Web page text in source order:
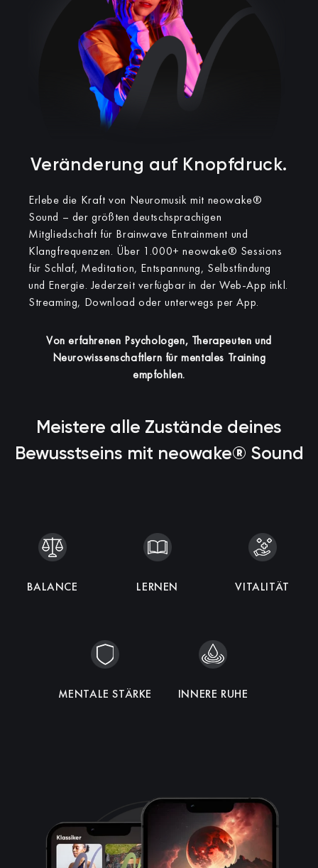
Veränderung auf Knopfdruck.​
Erlebe die Kraft von Neuromusik mit neowake®
Sound – der größten deutschsprachigen
Mitgliedschaft für Brainwave Entrainment und
Klangfrequenzen. Über 1.000+ neowake® Sessions
für Schlaf, Meditation, Entspannung, Selbstfindung
und Energie. Jederzeit verfügbar in der Web-App inkl.
Streaming, Download oder unterwegs per App.
Von erfahrenen Psychologen, Therapeuten und
Neurowissenschaftlern für mentales Training
empfohlen.
Meistere alle Zustände deines
Bewusstseins mit neowake® Sound
SCHLAF
BALANCE
KOHÄRENZ ENTSPANNUNG
IMMUNITÄT
LERNEN MEDITATION
INTELLIGENZ
VITALITÄT
FOKUS
HARMONIE
MENTALE STÄRKE ENERGIE
INNERE RUHE
INTUITION